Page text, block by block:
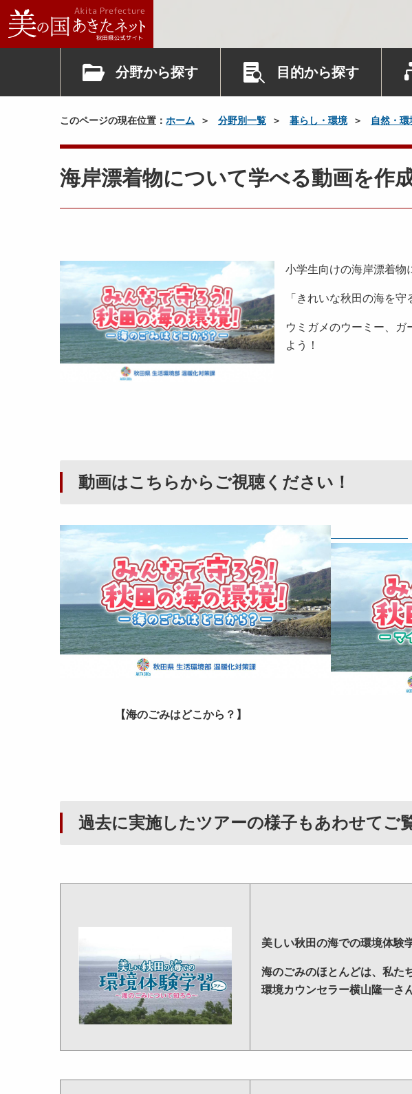
分野から探す 目的から探す
このページの現在位置： ホーム 分野別一覧 暮らし・環境 自然・環
海岸漂着物について学べる動画を作
小学生向けの海岸漂着物
「きれいな秋田の海を守
ウミガメのウーミー、ガ
よう！
動画はこちらからご視聴ください！
【海のごみはどこから？】
過去に実施したツアーの様子もあわせてご
美しい秋田の海での環境体験
海のごみのほとんどは、私た
環境カウンセラー横山隆一さ